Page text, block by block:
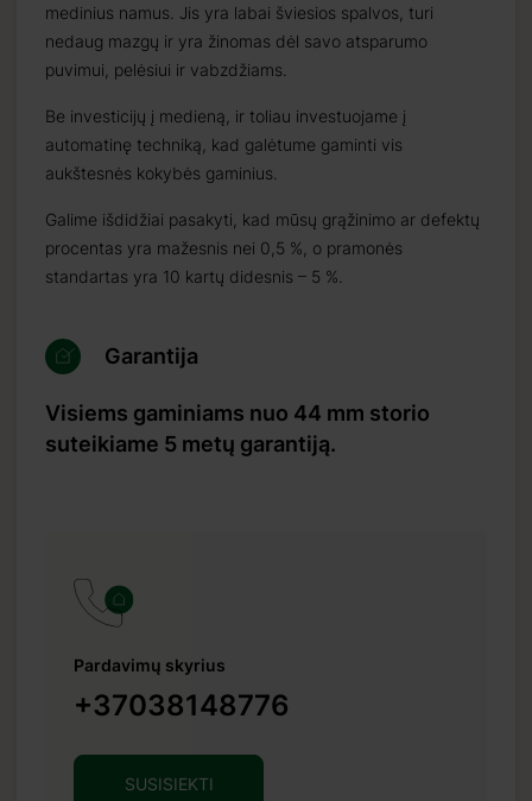
medinius namus. Jis yra labai šviesios spalvos, turi
nedaug mazgų ir yra žinomas dėl savo atsparumo
puvimui, pelėsiui ir vabzdžiams.
Be investicijų į medieną, ir toliau investuojame į
automatinę techniką, kad galėtume gaminti vis
aukštesnės kokybės gaminius.
Galime išdidžiai pasakyti, kad mūsų grąžinimo ar defektų
procentas yra mažesnis nei 0,5 %, o pramonės
standartas yra 10 kartų didesnis – 5 %.
Garantija
Visiems gaminiams nuo 44 mm storio
suteikiame 5 metų garantiją.
Pardavimų skyrius
+37038148776
SUSISIEKTI